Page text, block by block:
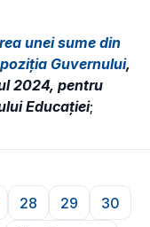
unei sume din
Guvernului,
2024, pentru
Educației;
Pagina
28
Pagina
29 30